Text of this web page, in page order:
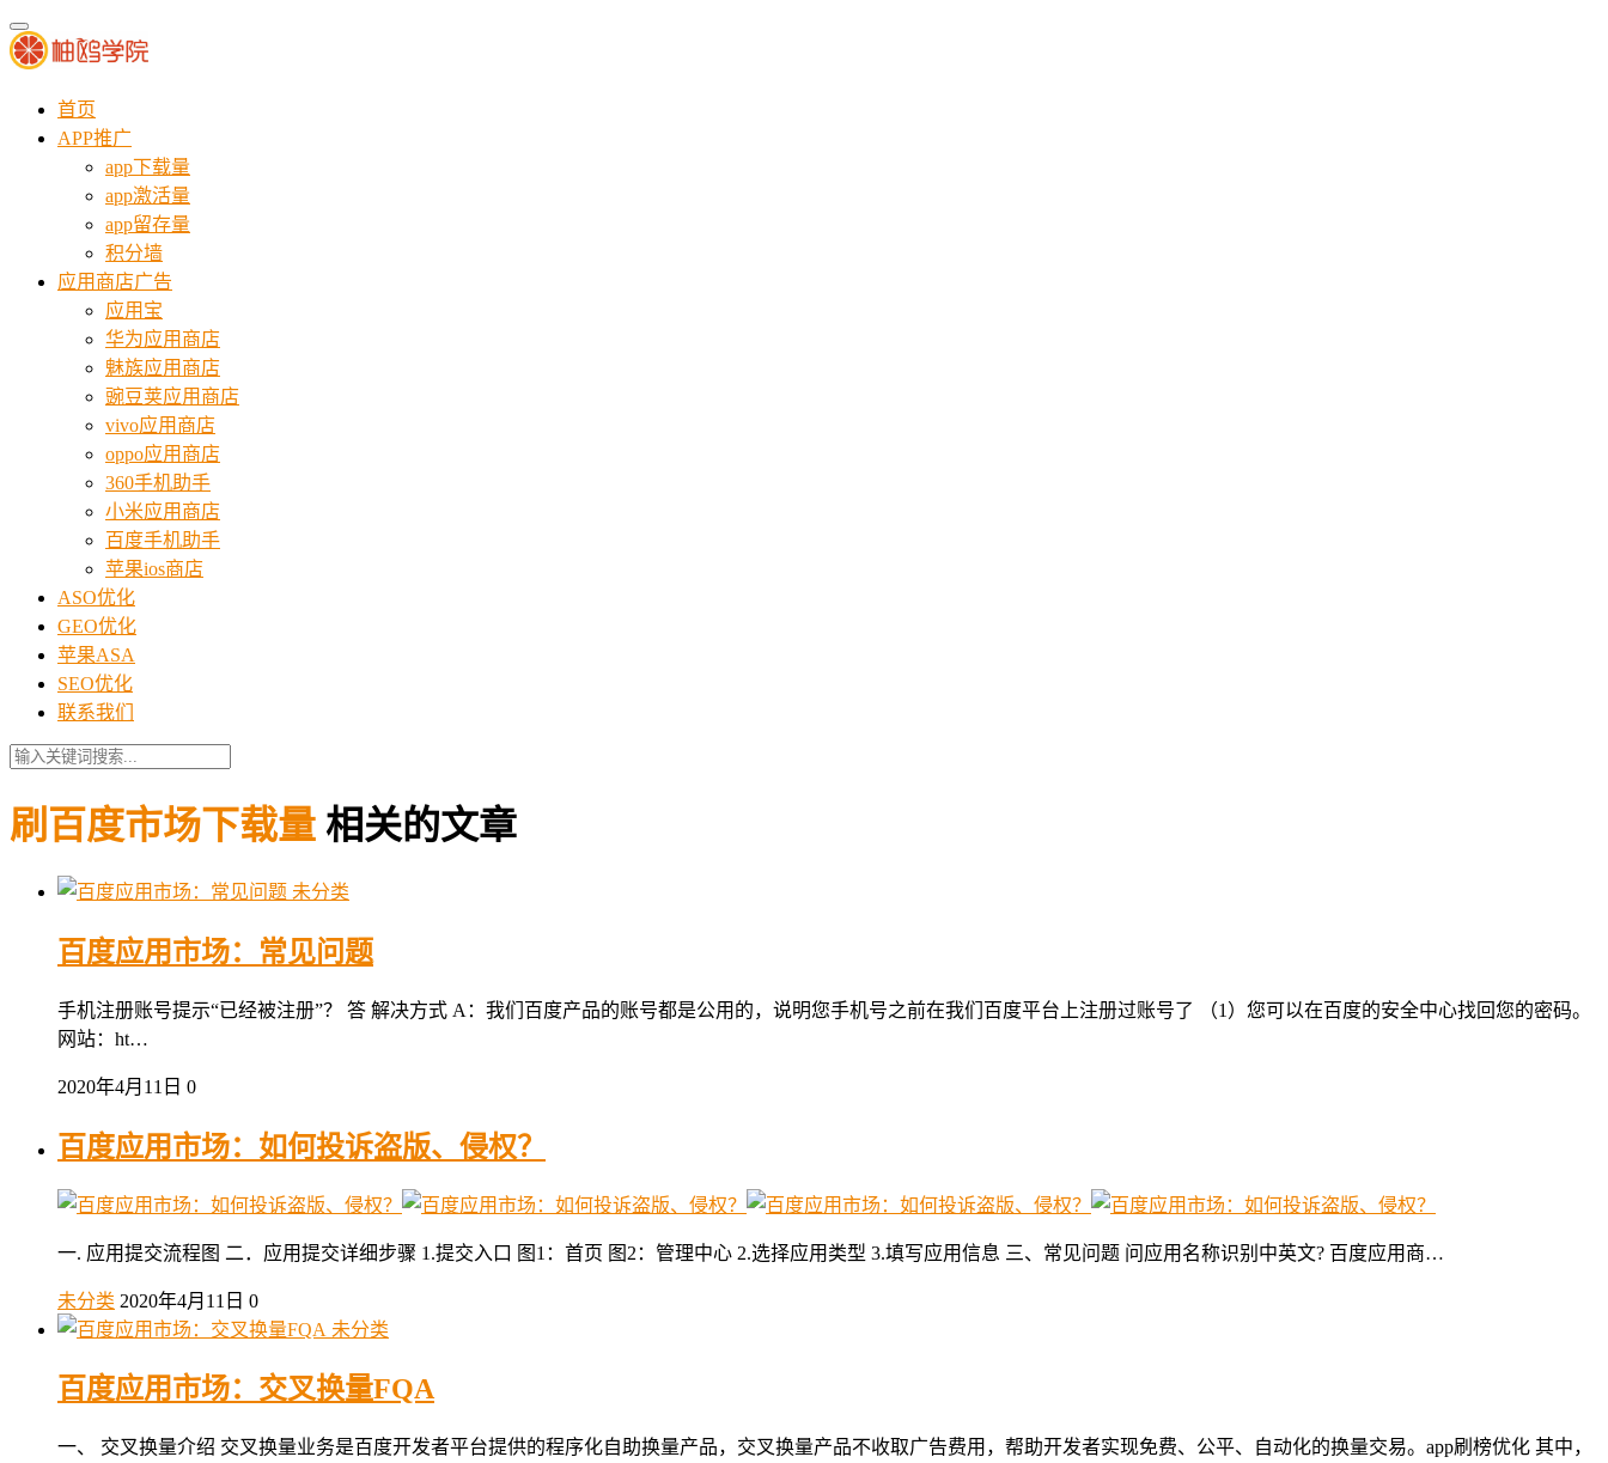
首页
APP推广
app下载量
app激活量
app留存量
积分墙
应用商店广告
应用宝
华为应用商店
魅族应用商店
豌豆荚应用商店
vivo应用商店
oppo应用商店
360手机助手
小米应用商店
百度手机助手
苹果ios商店
ASO优化
GEO优化
苹果ASA
SEO优化
联系我们
刷百度市场下载量 相关的文章
未分类
百度应用市场：常见问题
手机注册账号提示“已经被注册”？ 答 解决方式 A：我们百度产品的账号都是公用的，说明您手机号之前在我们百度平台上注册过账号了 （1）您可以在百度的安全中心找回您的密码。
网站：ht…
2020年4月11日 0
百度应用市场：如何投诉盗版、侵权？
一. 应用提交流程图 二．应用提交详细步骤 1.提交入口 图1：首页 图2：管理中心 2.选择应用类型 3.填写应用信息 三、常见问题 问应用名称识别中英文? 百度应用商…
未分类 2020年4月11日 0
未分类
百度应用市场：交叉换量FQA
一、 交叉换量介绍 交叉换量业务是百度开发者平台提供的程序化自助换量产品，交叉换量产品不收取广告费用，帮助开发者实现免费、公平、自动化的换量交易。app刷榜优化 其中，